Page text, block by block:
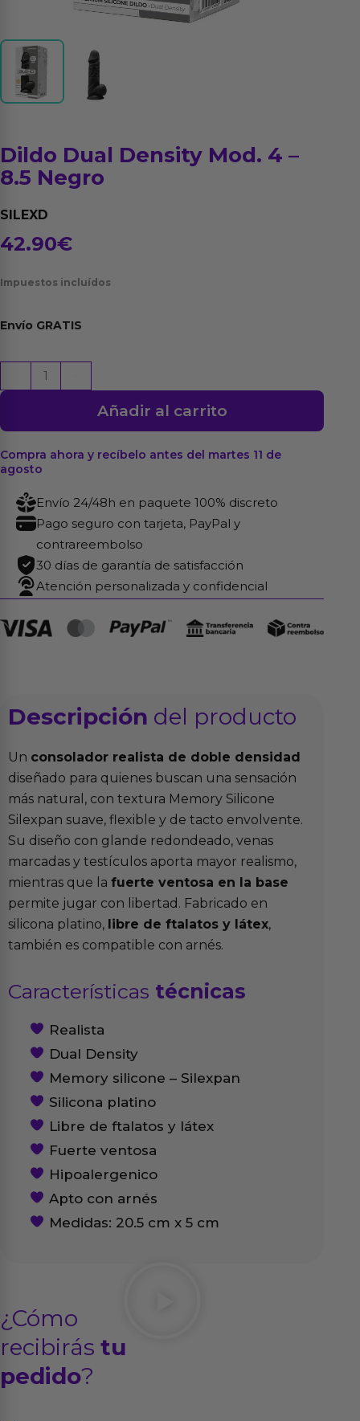
Dildo Dual Density Mod. 4 –
8.5 Negro
SILEXD
42.90€
Impuestos incluídos
Envío GRATIS
Dual
Mod.
4
-
8.5
Negro
Añadir al carrito
Compra ahora y recíbelo antes del martes 11 de
agosto
Envío 24/48h en paquete 100% discreto
Pago seguro con tarjeta, PayPal y
contrareembolso
30 días de garantía de satisfacción
Atención personalizada y confidencial
Descripción del producto
Un consolador realista de doble densidad
diseñado para quienes buscan una sensación
más natural, con textura Memory Silicone
Silexpan suave, flexible y de tacto envolvente.
Su diseño con glande redondeado, venas
marcadas y testículos aporta mayor realismo,
mientras que la fuerte ventosa en la base
permite jugar con libertad. Fabricado en
silicona platino, libre de ftalatos y látex,
también es compatible con arnés.
Características técnicas
Realista
Dual Density
Memory silicone – Silexpan
Silicona platino
Libre de ftalatos y látex
Fuerte ventosa
Hipoalergenico
Apto con arnés
Medidas: 20.5 cm x 5 cm
¿Cómo
recibirás tu
pedido?